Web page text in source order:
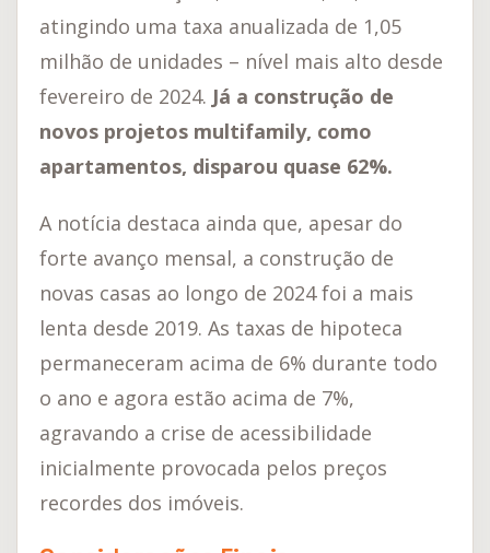
atingindo uma taxa anualizada de 1,05
milhão de unidades – nível mais alto desde
fevereiro de 2024. Já a construção de
novos projetos multifamily, como
apartamentos, disparou quase 62%.
A notícia destaca ainda que, apesar do
forte avanço mensal, a construção de
novas casas ao longo de 2024 foi a mais
lenta desde 2019. As taxas de hipoteca
permaneceram acima de 6% durante todo
o ano e agora estão acima de 7%,
agravando a crise de acessibilidade
inicialmente provocada pelos preços
recordes dos imóveis.